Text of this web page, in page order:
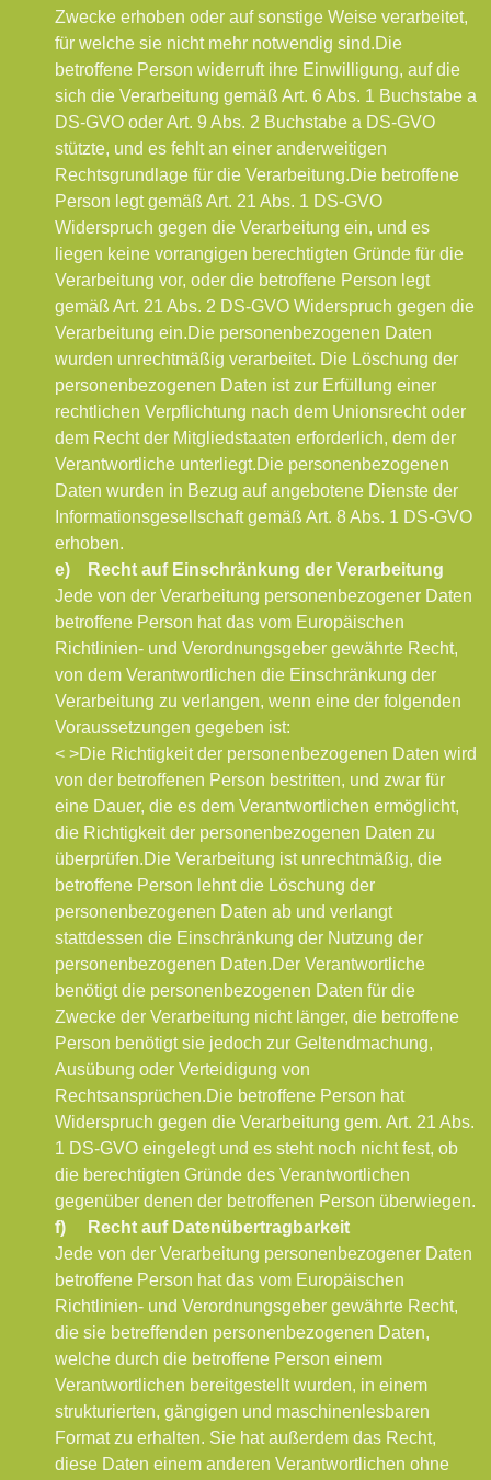
Zwecke erhoben oder auf sonstige Weise verarbeitet,
für welche sie nicht mehr notwendig sind.Die
betroffene Person widerruft ihre Einwilligung, auf die
sich die Verarbeitung gemäß Art. 6 Abs. 1 Buchstabe a
DS-GVO oder Art. 9 Abs. 2 Buchstabe a DS-GVO
stützte, und es fehlt an einer anderweitigen
Rechtsgrundlage für die Verarbeitung.Die betroffene
Person legt gemäß Art. 21 Abs. 1 DS-GVO
Widerspruch gegen die Verarbeitung ein, und es
liegen keine vorrangigen berechtigten Gründe für die
Verarbeitung vor, oder die betroffene Person legt
gemäß Art. 21 Abs. 2 DS-GVO Widerspruch gegen die
Verarbeitung ein.Die personenbezogenen Daten
wurden unrechtmäßig verarbeitet. Die Löschung der
personenbezogenen Daten ist zur Erfüllung einer
rechtlichen Verpflichtung nach dem Unionsrecht oder
dem Recht der Mitgliedstaaten erforderlich, dem der
Verantwortliche unterliegt.Die personenbezogenen
Daten wurden in Bezug auf angebotene Dienste der
Informationsgesellschaft gemäß Art. 8 Abs. 1 DS-GVO
erhoben.
e) Recht auf Einschränkung der Verarbeitung
Jede von der Verarbeitung personenbezogener Daten
betroffene Person hat das vom Europäischen
Richtlinien- und Verordnungsgeber gewährte Recht,
von dem Verantwortlichen die Einschränkung der
Verarbeitung zu verlangen, wenn eine der folgenden
Voraussetzungen gegeben ist:
< >Die Richtigkeit der personenbezogenen Daten wird
von der betroffenen Person bestritten, und zwar für
eine Dauer, die es dem Verantwortlichen ermöglicht,
die Richtigkeit der personenbezogenen Daten zu
überprüfen.Die Verarbeitung ist unrechtmäßig, die
betroffene Person lehnt die Löschung der
personenbezogenen Daten ab und verlangt
stattdessen die Einschränkung der Nutzung der
personenbezogenen Daten.Der Verantwortliche
benötigt die personenbezogenen Daten für die
Zwecke der Verarbeitung nicht länger, die betroffene
Person benötigt sie jedoch zur Geltendmachung,
Ausübung oder Verteidigung von
Rechtsansprüchen.Die betroffene Person hat
Widerspruch gegen die Verarbeitung gem. Art. 21 Abs.
1 DS-GVO eingelegt und es steht noch nicht fest, ob
die berechtigten Gründe des Verantwortlichen
gegenüber denen der betroffenen Person überwiegen.
f) Recht auf Datenübertragbarkeit
Jede von der Verarbeitung personenbezogener Daten
betroffene Person hat das vom Europäischen
Richtlinien- und Verordnungsgeber gewährte Recht,
die sie betreffenden personenbezogenen Daten,
welche durch die betroffene Person einem
Verantwortlichen bereitgestellt wurden, in einem
strukturierten, gängigen und maschinenlesbaren
Format zu erhalten. Sie hat außerdem das Recht,
diese Daten einem anderen Verantwortlichen ohne